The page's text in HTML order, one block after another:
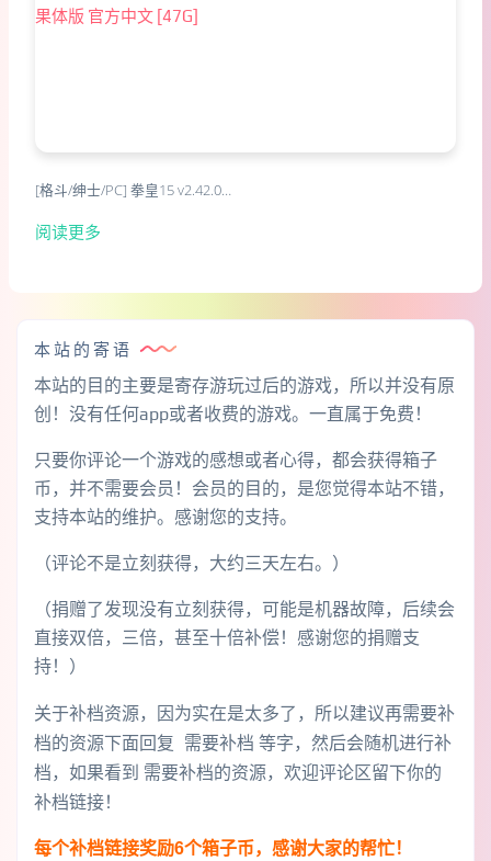
[格斗/绅士/PC] 拳皇15 v2.42.0…
阅读更多
本站的寄语
本站的目的主要是寄存游玩过后的游戏，所以并没有原
创！没有任何app或者收费的游戏。一直属于免费！
只要你评论一个游戏的感想或者心得，都会获得箱子
币，并不需要会员！会员的目的，是您觉得本站不错，
支持本站的维护。感谢您的支持。
（评论不是立刻获得，大约三天左右。）
（捐赠了发现没有立刻获得，可能是机器故障，后续会
直接双倍，三倍，甚至十倍补偿！感谢您的捐赠支
持！）
关于补档资源，因为实在是太多了，所以建议再需要补
档的资源下面回复 需要补档 等字，然后会随机进行补
档，如果看到 需要补档的资源，欢迎评论区留下你的
补档链接！
每个补档链接奖励6个箱子币，感谢大家的帮忙！